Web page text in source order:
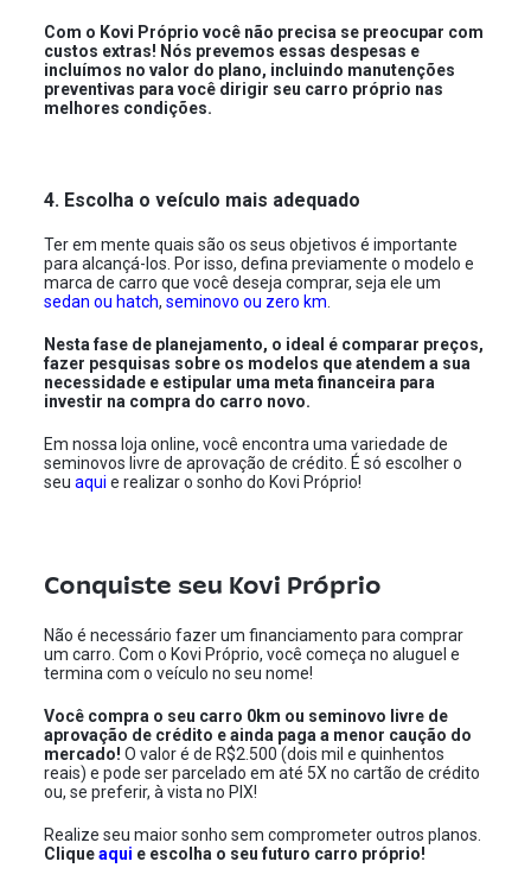
Com o Kovi Próprio você não precisa se preocupar com
custos extras! Nós prevemos essas despesas e
incluímos no valor do plano, incluindo manutenções
preventivas para você dirigir seu carro próprio nas
melhores condições.
4. Escolha o veículo mais adequado
Ter em mente quais são os seus objetivos é importante
para alcançá-los. Por isso, defina previamente o modelo e
marca de carro que você deseja comprar, seja ele um
sedan ou hatch,seminovo ou zero km
Nesta fase de planejamento, o ideal é comparar preços,
fazer pesquisas sobre os modelos que atendem a sua
necessidade e estipular uma meta financeira para
investir na compra do carro novo.
Em nossa loja online, você encontra uma variedade de
seminovos livre de aprovação de crédito. É só escolher o
seuaqui e realizar o sonho do Kovi Próprio!
Conquiste seu Kovi Próprio
Não é necessário fazer um financiamento para comprar
um carro. Com o Kovi Próprio, você começa no aluguel e
termina com o veículo no seu nome!
Você compra o seu carro 0km ou seminovo livre de
aprovação de crédito e ainda paga a menor caução do
mercado!O valor é de R$2.500 (dois mil e quinhentos
reais) e pode ser parcelado em até 5X no cartão de crédito
ou, se preferir, à vista no PIX!
Realize seu maior sonho sem comprometer outros planos.
Cliqueaqui e escolha o seu futuro carro próprio!